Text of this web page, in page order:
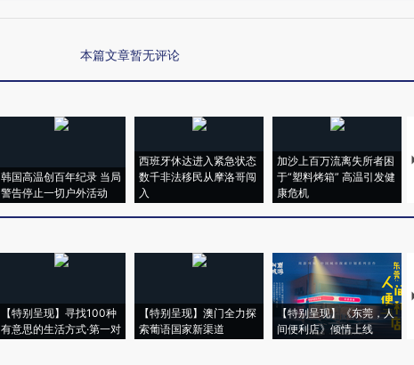
本篇文章暂无评论
韩国高温创百年纪录 当局
警告停止一切户外活动
西班牙休达进入紧急状态
数千非法移民从摩洛哥闯
入
加沙上百万流离失所者困
于“塑料烤箱” 高温引发健
康危机
【特别呈现】寻找100种
有意思的生活方式·第一对
【特别呈现】澳门全力探
索葡语国家新渠道
【特别呈现】《东莞，人
间便利店》倾情上线